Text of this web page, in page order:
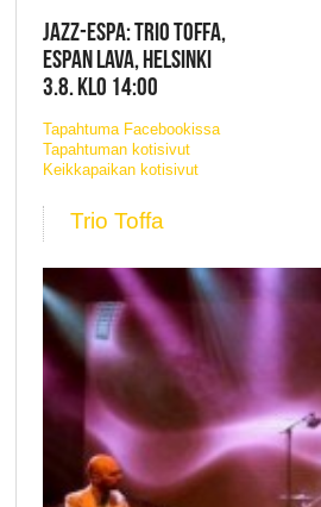
JAZZ-ESPA: TRIO TOFFA,
ESPAN LAVA, HELSINKI
3.8. KLO 14:00
Tapahtuma Facebookissa
Tapahtuman kotisivut
Keikkapaikan kotisivut
Trio Toffa